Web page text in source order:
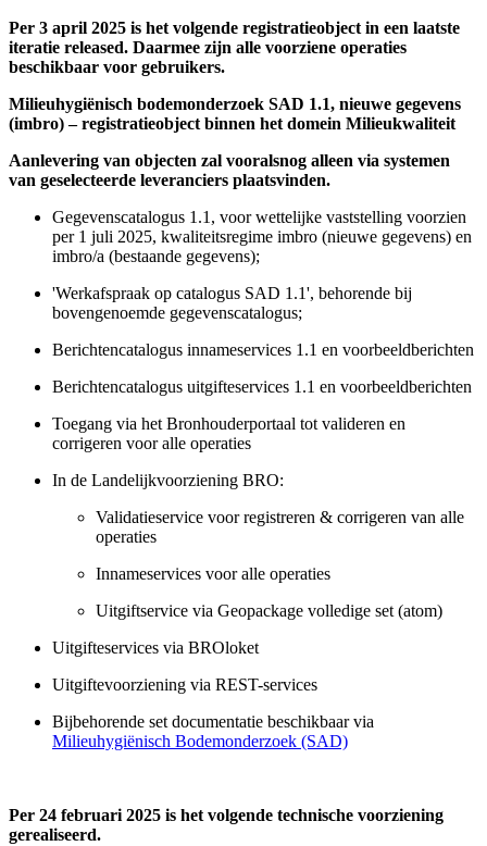
Per 3 april 2025 is het volgende registratieobject in een laatste
iteratie released. Daarmee zijn alle voorziene operaties
beschikbaar voor gebruikers.
Milieuhygiënisch bodemonderzoek SAD 1.1, nieuwe gegevens
(imbro) – registratieobject binnen het domein Milieukwaliteit
Aanlevering van objecten zal vooralsnog alleen via systemen
van geselecteerde leveranciers plaatsvinden.
Gegevenscatalogus 1.1, voor wettelijke vaststelling voorzien
per 1 juli 2025, kwaliteitsregime imbro (nieuwe gegevens) en
imbro/a (bestaande gegevens);
'Werkafspraak op catalogus SAD 1.1', behorende bij
bovengenoemde gegevenscatalogus;
Berichtencatalogus innameservices 1.1 en voorbeeldberichten
Berichtencatalogus uitgifteservices 1.1 en voorbeeldberichten
Toegang via het Bronhouderportaal tot valideren en
corrigeren voor alle operaties
In de Landelijkvoorziening BRO:
Validatieservice voor registreren & corrigeren van alle
operaties
Innameservices voor alle operaties
Uitgiftservice via Geopackage volledige set (atom)
Uitgifteservices via BROloket
Uitgiftevoorziening via REST-services
Bijbehorende set documentatie beschikbaar via
Milieuhygiënisch Bodemonderzoek (SAD)
Per 24 februari 2025 is het volgende technische voorziening
gerealiseerd.